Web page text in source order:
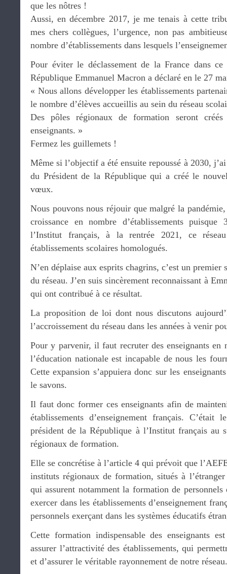
que les nôtres !
Aussi, en décembre 2017, je me tenais à cette
mes chers collègues, l’urgence, non pas
nombre d’établissements dans lesquels
Pour éviter le déclassement de la France dans
République Emmanuel Macron a déclaré en le 27
« Nous allons développer les établissements
le nombre d’élèves accueillis au sein du réseau
Des pôles régionaux de formation seront
enseignants. »
Fermez les guillemets !
Même si l’objectif a été ensuite repoussé à 2030,
du Président de la République qui a créé le
vœux.
Nous pouvons nous réjouir que malgré la
croissance en nombre d’établissements
l’Institut français, à la rentrée 2021, ce
établissements scolaires homologués.
N’en déplaise aux esprits chagrins, c’est un premier
du réseau. J’en suis sincèrement reconnaissant à
qui ont contribué à ce résultat.
La proposition de loi dont nous discutons
l’accroissement du réseau dans les années à venir
Pour y parvenir, il faut recruter des enseignants en
l’éducation nationale est incapable de nous les
Cette expansion s’appuiera donc sur les
le savons.
Il faut donc former ces enseignants afin de
établissements d’enseignement français.
président de la République à l’Institut français au
régionaux de formation.
Elle se concrétise à l’article 4 qui prévoit que
instituts régionaux de formation, situés à
qui assurent notamment la formation de
exercer dans les établissements d’enseignement
personnels exerçant dans les systèmes éducatifs
Cette formation indispensable des enseignants
assurer l’attractivité des établissements, qui
et d’assurer le véritable rayonnement de notre réseau.